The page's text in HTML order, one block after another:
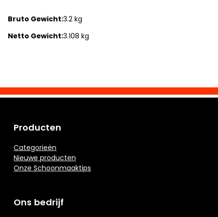
Bruto Gewicht:3.2 kg
Netto Gewicht:3.108 kg
Producten
Categorieën
Nieuwe producten
Onze Schoonmaaktips
Ons bedrijf